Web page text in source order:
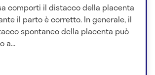
comporti il distacco della placenta
il parto è corretto. In generale, il
spontaneo della placenta può
a...